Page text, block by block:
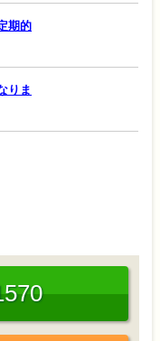
期的
りま